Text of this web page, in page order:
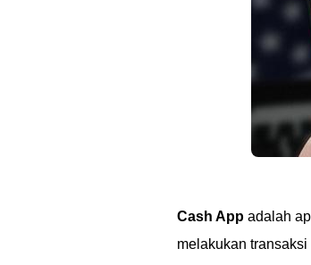
Cash App adalah
melakukan